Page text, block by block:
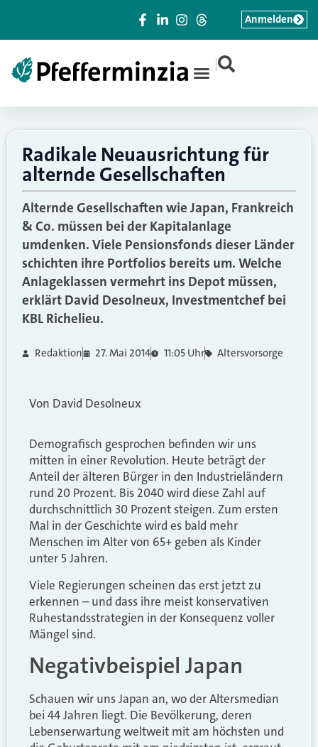
|
Anmelden
Radikale Neuausrichtung für
alternde Gesellschaften
Alternde Gesellschaften wie Japan, Frankreich
& Co. müssen bei der Kapitalanlage
umdenken. Viele Pensionsfonds dieser Länder
schichten ihre Portfolios bereits um. Welche
Anlageklassen vermehrt ins Depot müssen,
erklärt David Desolneux, Investmentchef bei
KBL Richelieu.
Redaktion 27. Mai 2014 11:05 Uhr Altersvorsorge
Von David Desolneux
Demografisch gesprochen befinden wir uns
mitten in einer Revolution. Heute beträgt der
Anteil der älteren Bürger in den Industrieländern
rund 20 Prozent. Bis 2040 wird diese Zahl auf
durchschnittlich 30 Prozent steigen. Zum ersten
Mal in der Geschichte wird es bald mehr
Menschen im Alter von 65+ geben als Kinder
unter 5 Jahren.
Viele Regierungen scheinen das erst jetzt zu
erkennen – und dass ihre meist konservativen
Ruhestandsstrategien in der Konsequenz voller
Mängel sind.
Negativbeispiel Japan
Schauen wir uns Japan an, wo der Altersmedian
bei 44 Jahren liegt. Die Bevölkerung, deren
Lebenserwartung weltweit mit am höchsten und